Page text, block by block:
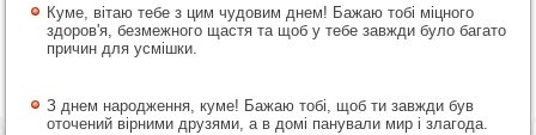
Куме, вітаю тебе з цим чудовим днем! Бажаю тобі міцного
здоров'я, безмежного щастя та щоб у тебе завжди було багато
причин для усмішки.
З днем народження, куме! Бажаю тобі, щоб ти завжди був
оточений вірними друзями, а в домі панували мир і злагода.